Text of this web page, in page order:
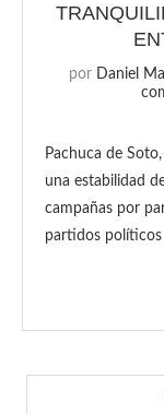
por Daniel
Pachuca de
una estabilidad
campañas por
partidos